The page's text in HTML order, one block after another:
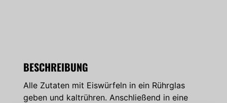
BESCHREIBUNG
Alle Zutaten mit Eiswürfeln in ein Rührglas
geben und kaltrühren. Anschließend in eine